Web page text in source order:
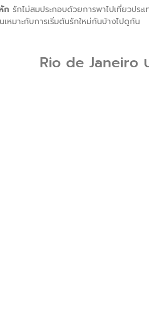
ก รักไม่สมประกอบด้วยการพาไปเที่ยวปร
เหมาะกับการเริ่มต้นรักใหม่กันบ้างไปดูกัน
Rio de Janeiro